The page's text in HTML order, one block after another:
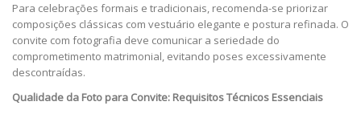
Para celebrações formais e tradicionais, recomenda-se priorizar
composições clássicas com vestuário elegante e postura refinada. O
convite com fotografia deve comunicar a seriedade do
comprometimento matrimonial, evitando poses excessivamente
descontraídas.
Qualidade da Foto para Convite: Requisitos Técnicos Essenciais